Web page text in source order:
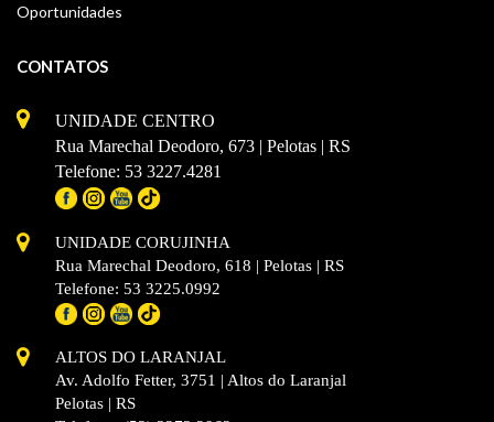
Oportunidades
CONTATOS
UNIDADE CENTRO
Rua Marechal Deodoro, 673 | Pelotas | RS
Telefone: 53 3227.4281
UNIDADE CORUJINHA
Rua Marechal Deodoro, 618 | Pelotas | RS
Telefone: 53 3225.0992
ALTOS DO LARANJAL
Av. Adolfo Fetter, 3751 | Altos do Laranjal
Pelotas | RS